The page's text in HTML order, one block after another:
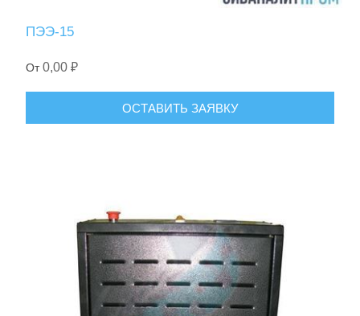
ПЭЭ-15
От0,00 ₽
ОСТАВИТЬ ЗАЯВКУ